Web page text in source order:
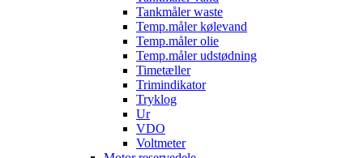
Tankmåler waste
Temp.måler kølevand
Temp.måler olie
Temp.måler udstødning
Timetæller
Trimindikator
Tryklog
Ur
VDO
Voltmeter